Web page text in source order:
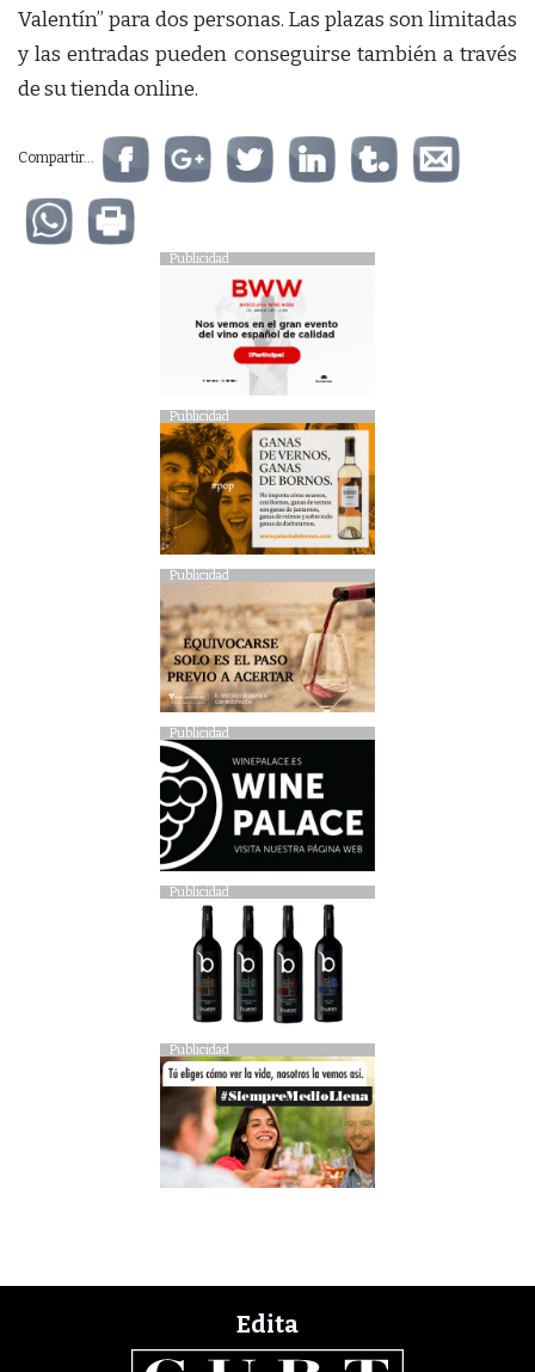
Valentín” para dos personas. Las plazas son limitadas
y las entradas pueden conseguirse también a través
de su tienda online.
Compartir...
Publicidad
Publicidad
Publicidad
Publicidad
Publicidad
Publicidad
Edita